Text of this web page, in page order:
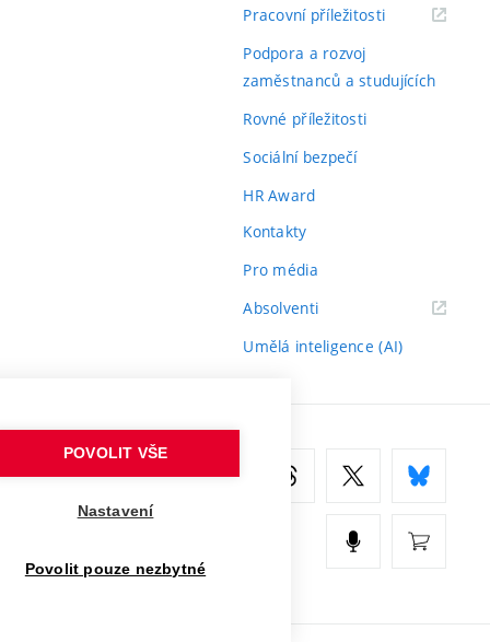
Pracovní příležitosti(externí
Podpora a rozvoj
zaměstnanců a studujících
Rovné příležitosti
Sociální bezpečí
HR Award
Kontakty
Pro média
Absolventi(externí
Umělá inteligence (AI)
POVOLIT VŠE
Nastavení
Povolit pouze nezbytné